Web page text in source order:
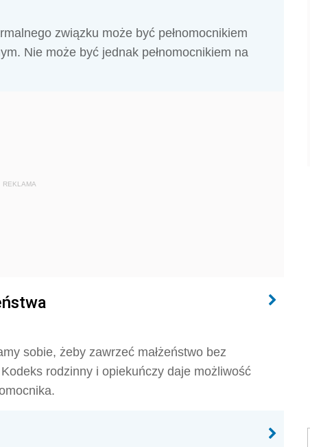
związku może być pełnomocnikiem
Nie może być jednak pełnomocnikiem na
REKLAMA
sobie, żeby zawrzeć małżeństwo bez
rodzinny i opiekuńczy daje możliwość